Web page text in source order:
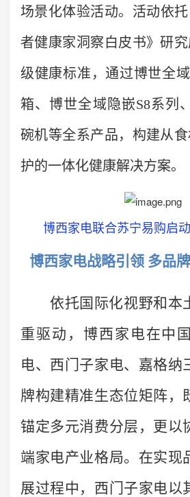
场景化体验活动。活动依
者健康家洞察白皮书》研
级健康标准，通过博世全
箱、博世全域隐嵌S8系列
碗机等全系产品，构建从
护的一体化健康解决方案。
博西家电联合苏宁易购启
博西家电战略引领 多品
依托国际化视野和本
重驱动，博西家电在中
电、西门子家电、嘉格纳
牌构建精准生态位矩阵，
锚定多元消费分层，更以
端家电产业格局。在实现
展过程中，西门子家电以